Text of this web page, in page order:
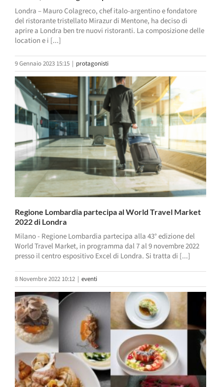
Londra – Mauro Colagreco, chef italo-argentino e fondatore
del ristorante tristellato Mirazur di Mentone, ha deciso di
aprire a Londra ben tre nuovi ristoranti. La composizione delle
location e i [...]
9 Gennaio 2023 15:15 | protagonisti
Regione Lombardia partecipa al World Travel Market
2022 di Londra
Milano - Regione Lombardia partecipa alla 43° edizione del
World Travel Market, in programma dal 7 al 9 novembre 2022
presso il centro espositivo Excel di Londra. Si tratta di [...]
8 Novembre 2022 10:12 | eventi